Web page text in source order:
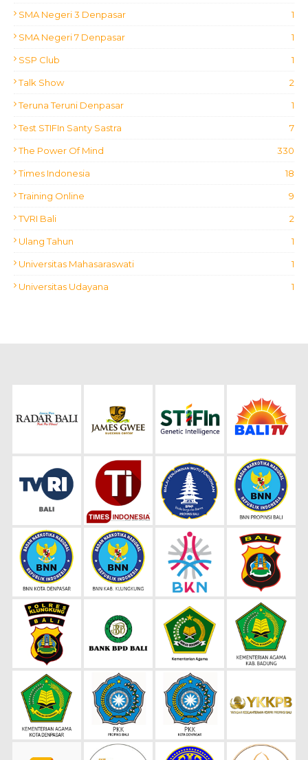
SMA Negeri 3 Denpasar 1
SMA Negeri 7 Denpasar 1
SSP Club 1
Talk Show 2
Teruna Teruni Denpasar 1
Test STIFIn Santy Sastra 7
The Power Of Mind 330
Times Indonesia 18
Training Online 9
TVRI Bali 2
Ulang Tahun 1
Universitas Mahasaraswati 1
Universitas Udayana 1